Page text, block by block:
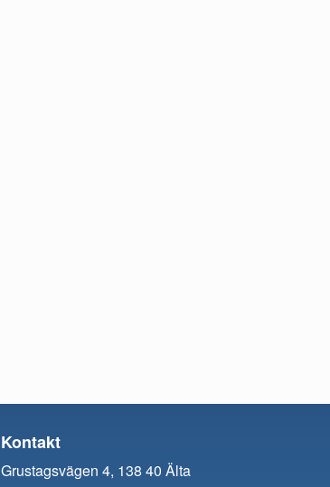
Kontakt
Grustagsvägen 4, 138 40 Älta